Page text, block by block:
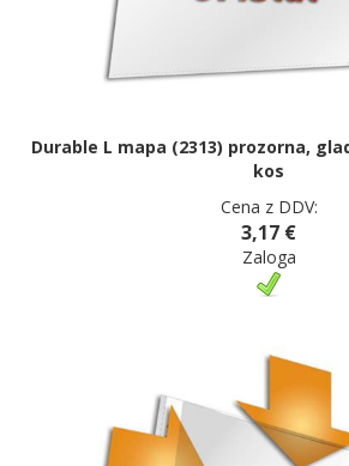
Durable L mapa (2313) prozorna,
kos
Cena z DDV:
3,17 €
Zaloga